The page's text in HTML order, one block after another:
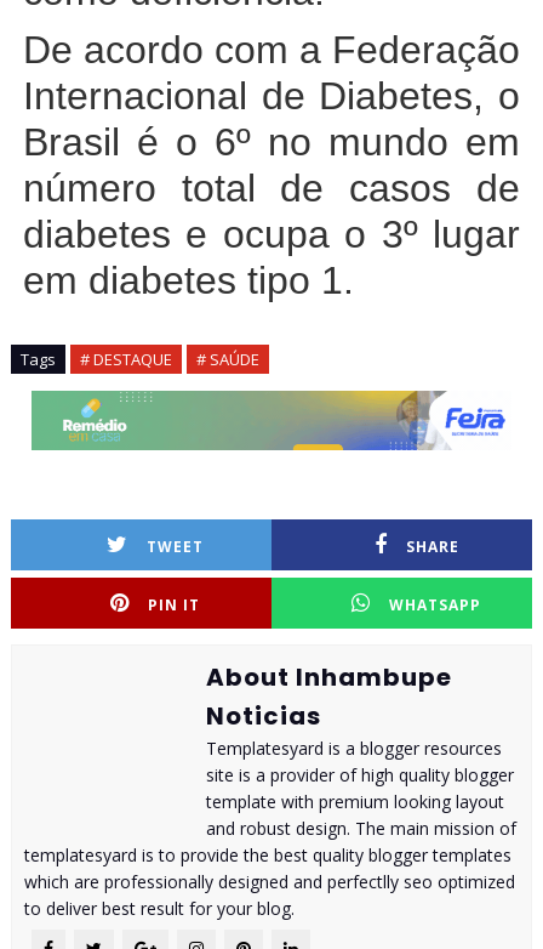
De acordo com a Federação
Internacional de Diabetes, o
Brasil é o 6º no mundo em
número total de casos de
diabetes e ocupa o 3º lugar
em diabetes tipo 1.
Tags # DESTAQUE # SAÚDE
TWEET SHARE
PIN IT WHATSAPP
About Inhambupe
Noticias
Templatesyard is a blogger resources
site is a provider of high quality blogger
template with premium looking layout
and robust design. The main mission of
templatesyard is to provide the best quality blogger templates
which are professionally designed and perfectlly seo optimized
to deliver best result for your blog.